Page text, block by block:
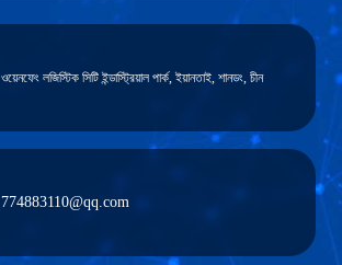
ওয়েনফেং লজিস্টিক সিটি ইন্ডাস্ট্রিয়াল পার্ক, ইয়ানতাই, শানডং, চীন
774883110@qq.com